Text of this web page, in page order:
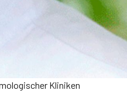
Kliniken